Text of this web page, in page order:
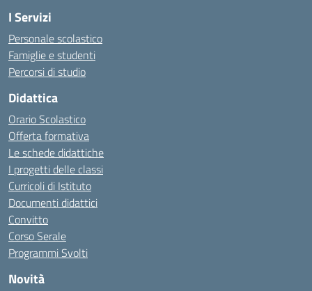
I Servizi
Personale scolastico
Famiglie e studenti
Percorsi di studio
Didattica
Orario Scolastico
Offerta formativa
Le schede didattiche
I progetti delle classi
Curricoli di Istituto
Documenti didattici
Convitto
Corso Serale
Programmi Svolti
Novità